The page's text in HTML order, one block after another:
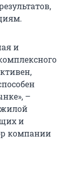
и
–
жилой
и
компании